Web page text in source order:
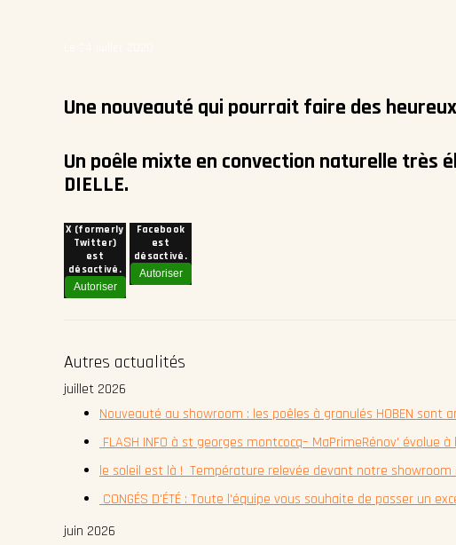
Une nouveauté qui pourrait faire des
Un poêle mixte en convection naturelle très
DIELLE.
X (formerly
Twitter)
est
désactivé.
Autoriser
Facebook
est
désactivé.
Autoriser
Autres actualités
juillet 2026
Nouveauté au showroom : les poêles à granulés HOBEN sont
FLASH INFO à st georges montcocq– MaPrimeRénov' évolue
le soleil est là ! Température relevée devant notre
CONGÉS D'ÉTÉ : Toute l'équipe vous souhaite de passer un
juin 2026